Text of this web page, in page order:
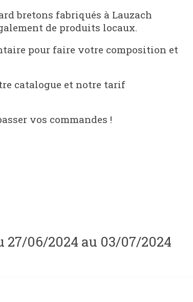
bretons fabriqués à Lauzach
de produits locaux.
pour faire votre composition et
catalogue et notre tarif
vos commandes !
06/2024 au 03/07/2024